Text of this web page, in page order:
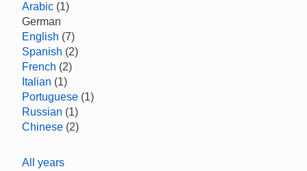
Arabic (1)
German
English (7)
Spanish (2)
French (2)
Italian (1)
Portuguese (1)
Russian (1)
Chinese (2)
All years